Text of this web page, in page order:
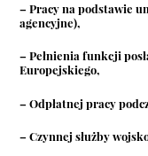
– Pracy na podstawie
agencyjne),
– Pełnienia funkcji
Europejskiego,
– Odpłatnej pracy
– Czynnej służby